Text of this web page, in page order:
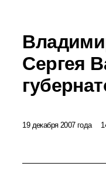
Сергея
19 декабря 2007 года